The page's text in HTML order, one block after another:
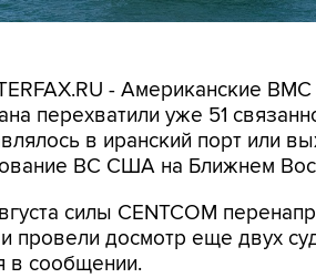
- Американские
перехватили уже 51
в иранский порт или
ВС США на Ближнем
силы CENTCOM
провели досмотр еще двух
в сообщении.